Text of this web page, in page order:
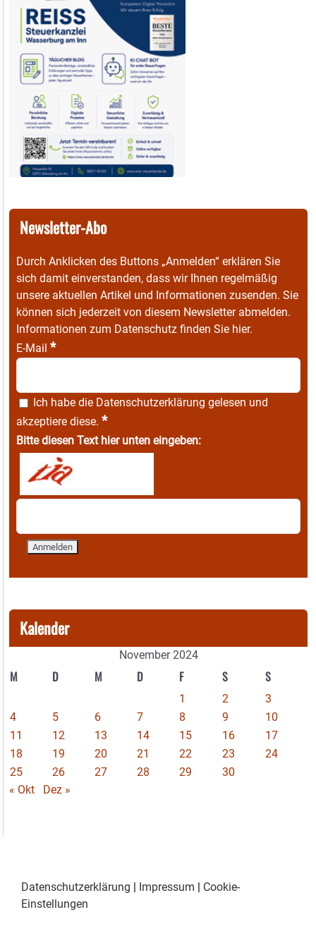
Newsletter-Abo
Durch Anklicken des Buttons „Anmelden“ erklären Sie
sich damit einverstanden, dass wir Ihnen regelmäßig
unsere aktuellen Artikel und Informationen zusenden. Sie
können sich jederzeit von diesem Newsletter abmelden.
Informationen zum Datenschutz finden Sie hier.
E-Mail *
Ich habe die Datenschutzerklärung gelesen und
akzeptiere diese. *
Bitte diesen Text hier unten eingeben:
Kalender
November 2024
M D M D F S S
1 2
3
4
5 6 7 8 9
10
11
12 13 14 15 16
17
18
19 20 21 22 23
24
25
26 27 28 29
30
« Okt
Dez »
Datenschutzerklärung | Impressum | Cookie-
Einstellungen